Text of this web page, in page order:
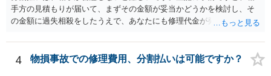
手方の見積もりが届いて、まずその金額が妥当かどうかを検討し、そ
の金額に過失相殺をしたうえで、あなたにも修理代金が発生している
分割払いにしたいとの示談案を提案するのが良いかと思います。威圧
されるのであれば、斡旋、仲裁、民事調停を利用しては如何でしょう
4 物損事故での修理費用、分割払いは可能ですか？